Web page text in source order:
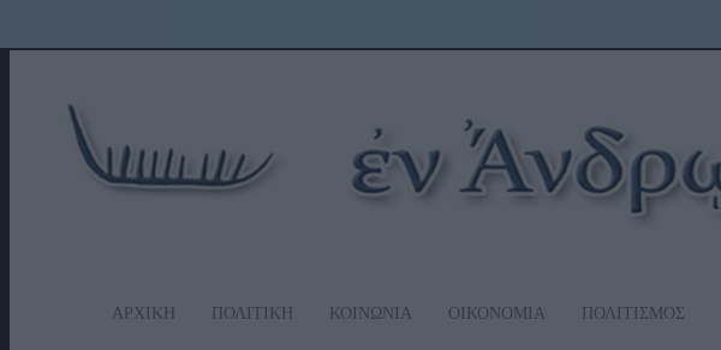
ΑΡΧΙΚΗ ΠΟΛΙΤΙΚΗ ΚΟΙΝΩΝΙΑ ΟΙΚΟΝΟΜΙΑ ΠΟΛΙΤΙΣΜΟΣ